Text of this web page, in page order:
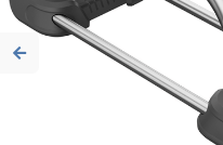
Previous